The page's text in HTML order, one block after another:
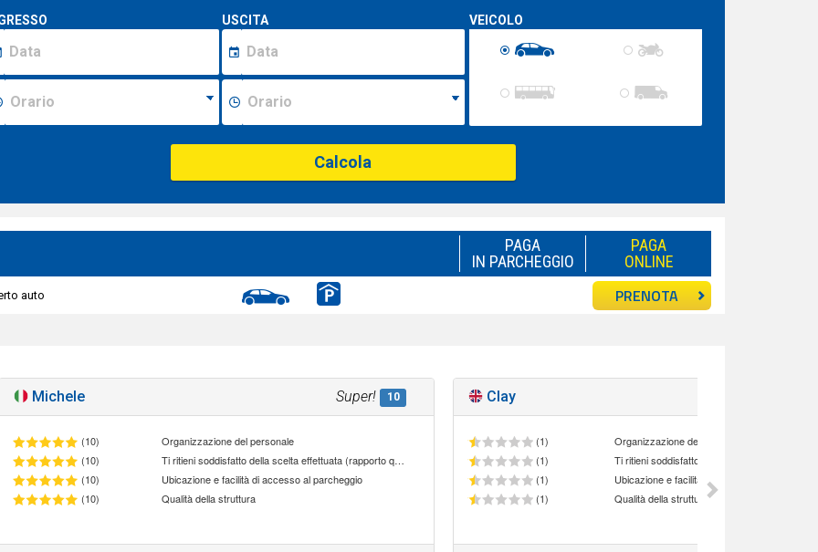
USCITA VEICOLO
Calcola
PAGA
ONLINE
PAGA
IN PARCHEGGIO
auto PRENOTA
Michele Super! 10
(10)
Organizzazione del personale
(10)
Ti ritieni soddisfatto della scelta effettuata (rapporto qualità/prezzo)
(10)
Ubicazione e facilità di accesso al parcheggio
(10)
Qualità della struttura
Clay
(1)
Organizzazione del personale
(1)
(1)
Ubicazione e facilità di accesso al parcheggio
(1)
Qualità della struttura